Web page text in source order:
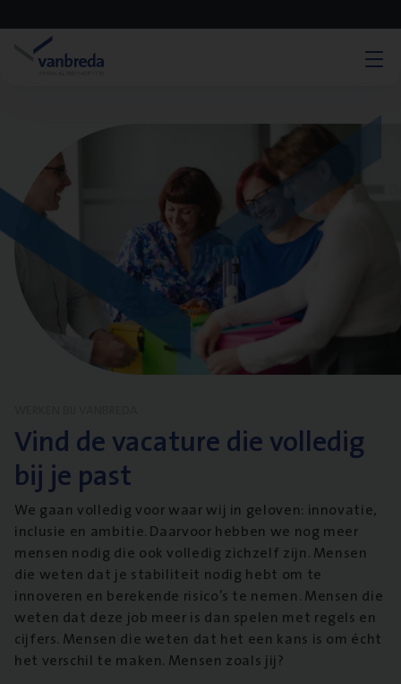
Vind de vacature die volledig
bij je past
We gaan volledig voor waar wij in geloven: innovatie,
inclusie en ambitie. Daarvoor hebben we nog meer
mensen nodig die ook volledig zichzelf zijn. Mensen
die weten dat je stabiliteit nodig hebt om te
innoveren en berekende risico’s te nemen. Mensen die
weten dat deze job meer is dan spelen met regels en
cijfers. Mensen die weten dat het een kans is om écht
het verschil te maken. Mensen zoals jij?